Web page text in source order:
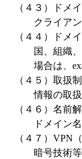
（４３）ドメ
クライアント
（４４）ドメ
国、組織、サ
場合は、
（４５）取扱
情報の取扱い
（４６）名前
ドメイン名
（４７）VPN
暗号技術等を